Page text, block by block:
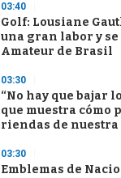
03:40
Golf: Lousiane
una gran labor y se
Amateur de Brasil
03:30
“No hay que bajar
que muestra cómo
riendas de nuestra
03:30
Emblemas de